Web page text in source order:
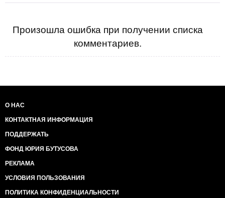
Произошла ошибка при получении списка
комментариев.
О НАС
КОНТАКТНАЯ ИНФОРМАЦИЯ
ПОДДЕРЖАТЬ
ФОНД ЮРИЯ БУТУСОВА
РЕКЛАМА
УСЛОВИЯ ПОЛЬЗОВАНИЯ
ПОЛИТИКА КОНФИДЕНЦИАЛЬНОСТИ